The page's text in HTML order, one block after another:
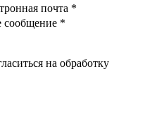
почта *
сообщение *
на обработку